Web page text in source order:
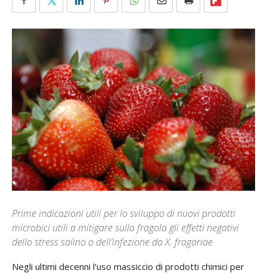
Prime indicazioni utili per lo sviluppo di nuovi prodotti
microbici utili a mitigare sulla fragola gli effetti negativi
dello stress salino o dell’infezione da X. fragariae
Negli ultimi decenni l’uso massiccio di prodotti chimici per